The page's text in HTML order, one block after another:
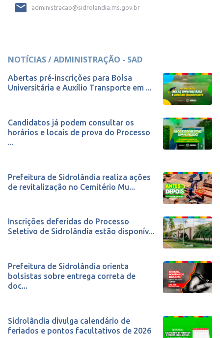
administracao@sidrolandia.ms.gov.br
NOTÍCIAS / ADMINISTRAÇÃO - SAD
Abertas pré-inscrições para Bolsa
Universitária e Auxílio Transporte em ...
Candidatos já podem consultar os
horários e locais de prova do Processo
...
Prefeitura de Sidrolândia realiza ações
de revitalização no Cemitério Mu...
Inscrições deferidas do Processo
Seletivo de Sidrolândia estão disponív...
Prefeitura de Sidrolândia orienta
bolsistas sobre entrega correta de
doc...
Sidrolândia divulga calendário de
feriados e pontos facultativos de 2026